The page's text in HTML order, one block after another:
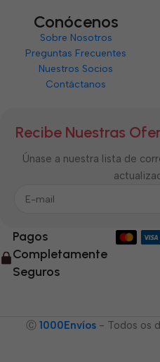
Conócenos
Sobre Nosotros
Preguntas Frecuentes
Nuestros Socios
Contáctanos
Recibe Nuestras
Únase a nuestra lista de
Pagos
Completamente
Seguros
Ⓒ 1000Envíos - Todos os